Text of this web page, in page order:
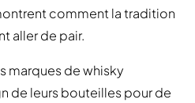
comment la tradition
aller de pair.
marques de whisky
de leurs bouteilles pour de